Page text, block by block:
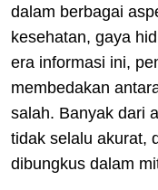
dalam berbagai
kesehatan, gaya
era informasi ini,
membedakan
salah. Banyak dari
tidak selalu akurat,
dibungkus dalam